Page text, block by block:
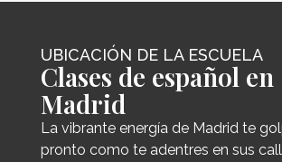
UBICACIÓN DE LA ESCUELA
Clases de español en
Madrid
La vibrante energía de Madrid te
pronto como te adentres en sus